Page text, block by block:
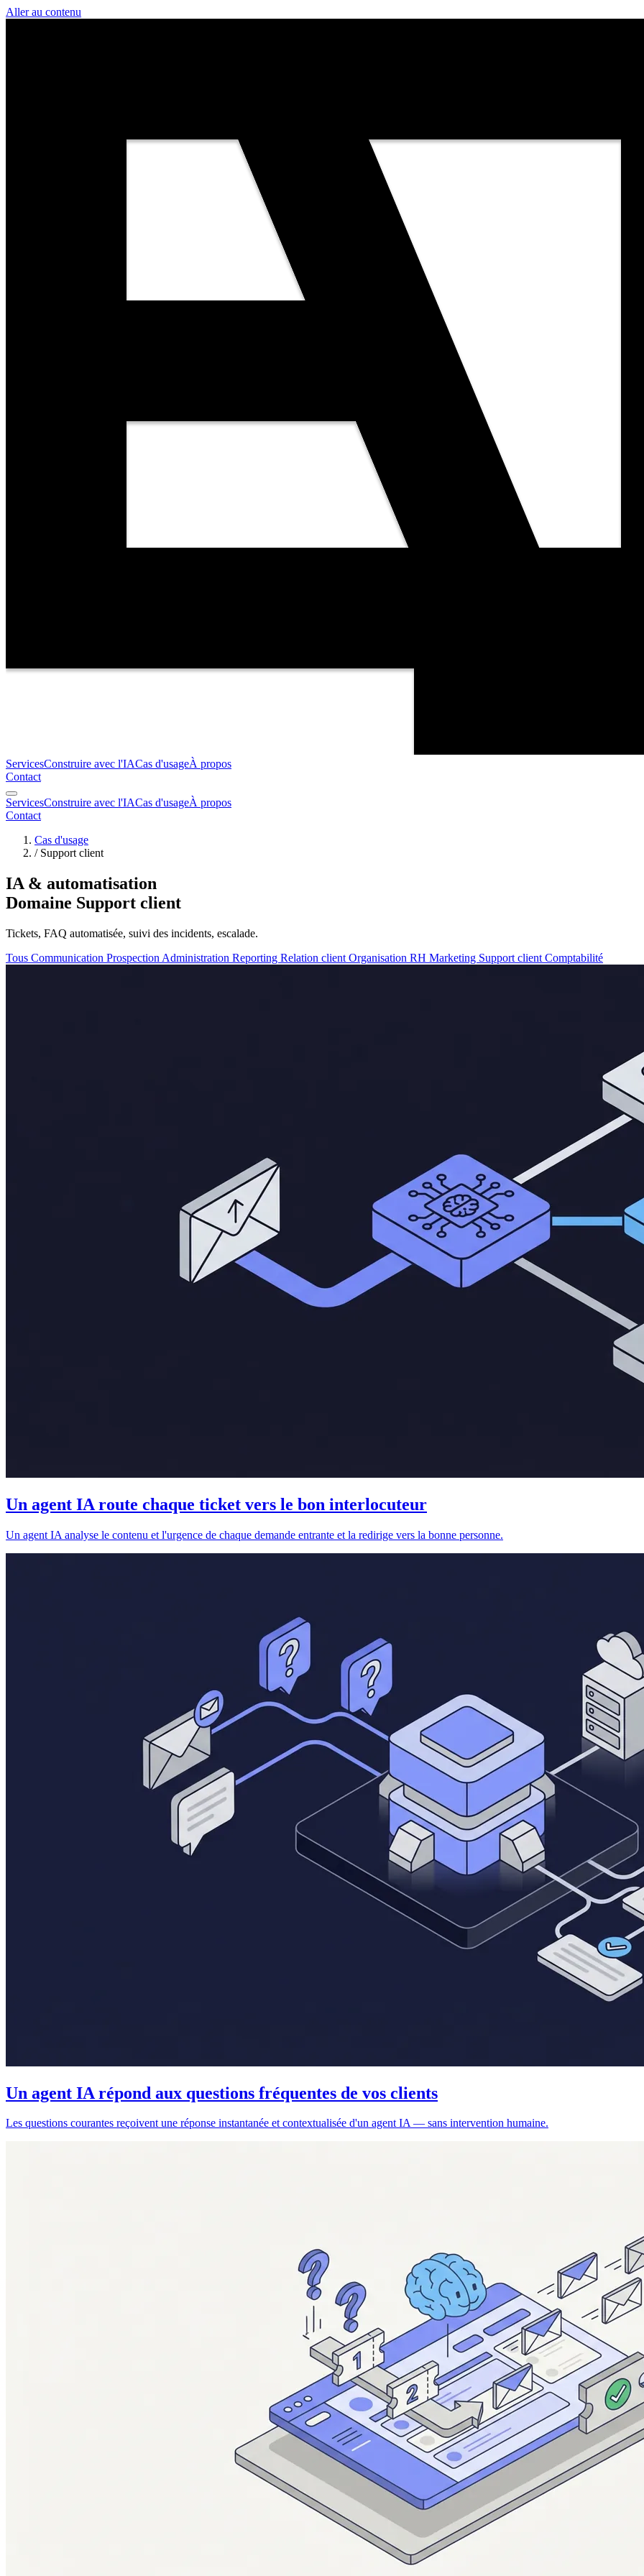
Aller au contenu
ServicesConstruire avec l'IACas d'usageÀ propos
Contact
ServicesConstruire avec l'IACas d'usageÀ propos
Contact
Cas d'usage
/ Support client
IA & automatisation
Domaine Support client
Tickets, FAQ automatisée, suivi des incidents, escalade.
Tous Communication Prospection Administration Reporting Relation client Organisation RH Marketing Support client Comptabilité
Un agent IA route chaque ticket vers le bon interlocuteur
Un agent IA analyse le contenu et l'urgence de chaque demande entrante et la redirige vers la bonne personne.
Un agent IA répond aux questions fréquentes de vos clients
Les questions courantes reçoivent une réponse instantanée et contextualisée d'un agent IA — sans intervention humaine.